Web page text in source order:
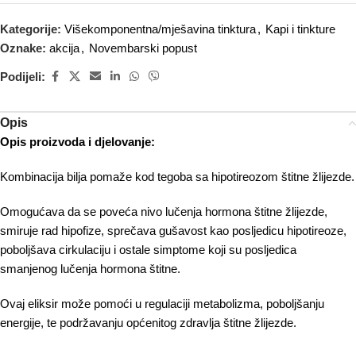
Kategorije: Višekomponentna/mješavina tinktura, Kapi i tinkture
Oznake: akcija, Novembarski popust
Podijeli:
Opis
Opis proizvoda i djelovanje:
Kombinacija bilja pomaže kod tegoba sa hipotireozom štitne žlijezde.
Omogućava da se poveća nivo lučenja hormona štitne žlijezde,
smiruje rad hipofize, sprečava gušavost kao posljedicu hipotireoze,
poboljšava cirkulaciju i ostale simptome koji su posljedica
smanjenog lučenja hormona štitne.
Ovaj eliksir može pomoći u regulaciji metabolizma, poboljšanju
energije, te podržavanju općenitog zdravlja štitne žlijezde.